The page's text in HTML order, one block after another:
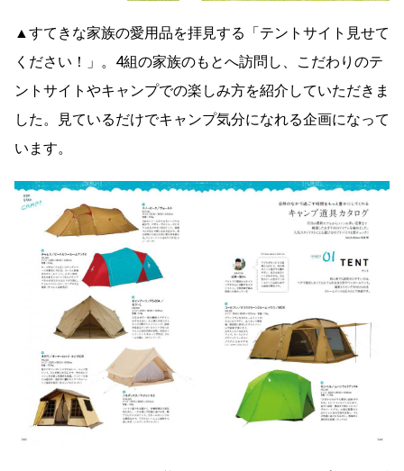
▲すてきな家族の愛用品を拝見する「テントサイト見せて
ください！」。4組の家族のもとへ訪問し、こだわりのテ
ントサイトやキャンプでの楽しみ方を紹介していただきま
した。見ているだけでキャンプ気分になれる企画になって
います。